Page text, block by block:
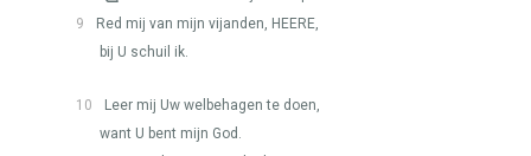
9
Red mij van mijn vijanden, HEERE,
bij U schuil ik.
10
Leer mij Uw welbehagen te doen,
want U bent mijn God.